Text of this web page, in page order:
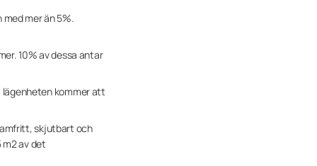
mer än 5%.
10% av dessa antar
lägenheten kommer att
skjutbart och
av det